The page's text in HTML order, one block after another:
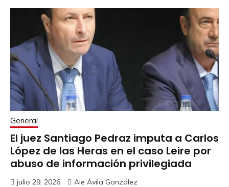
General
El juez Santiago Pedraz imputa a Carlos
López de las Heras en el caso Leire por
abuso de información privilegiada
julio 29, 2026 Ale Ávila González